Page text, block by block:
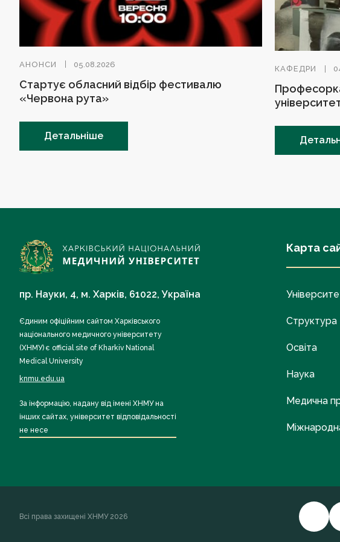
АНОНСИ 05.08.2026
Стартує обласний відбір фестивалю
«Червона рута»
Детальніше
КАФЕДРИ
пр. Науки, 4, м. Харків, 61022, Україна
Єдиним офіційним сайтом Харківського
національного медичного університету
(ХНМУ) є official site of Kharkiv National
Medical University
knmu.edu.ua
За інформацію, надану від імені ХНМУ на
інших сайтах, університет відповідальності
не несе
Карта
Структура
Освіта
Наука
Медична
Всі права захищені ХНМУ 2026